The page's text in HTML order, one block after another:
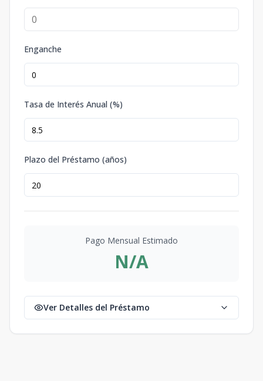
Enganche
Tasa de Interés Anual (%)
Plazo del Préstamo (años)
Pago Mensual Estimado
N/A
Ver Detalles del Préstamo